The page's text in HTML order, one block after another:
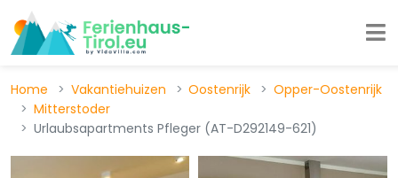
Home Vakantiehuizen Oostenrijk
Opper-Oostenrijk
Mitterstoder
Urlaubsapartments Pfleger (AT-D292149-621)